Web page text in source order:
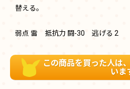
替える。
弱点 雷 抵抗力 闘-30 逃げる 2
この商品を買った人は
いま